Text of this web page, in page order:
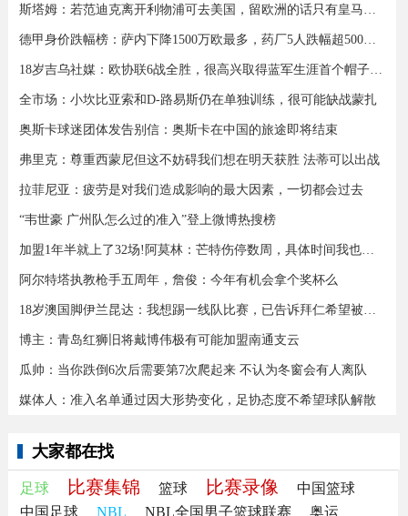
斯塔姆：若范迪克离开利物浦可去美国，留欧洲的话只有皇马可行
德甲身价跌幅榜：萨内下降1500万欧最多，药厂5人跌幅超500万欧
18岁吉乌社媒：欧协联6战全胜，很高兴取得蓝军生涯首个帽子戏法
全市场：小坎比亚索和D-路易斯仍在单独训练，很可能缺战蒙扎
奥斯卡球迷团体发告别信：奥斯卡在中国的旅途即将结束
弗里克：尊重西蒙尼但这不妨碍我们想在明天获胜 法蒂可以出战
拉菲尼亚：疲劳是对我们造成影响的最大因素，一切都会过去
“韦世豪 广州队怎么过的准入”登上微博热搜榜
加盟1年半就上了32场!阿莫林：芒特伤停数周，具体时间我也不知道
阿尔特塔执教枪手五周年，詹俊：今年有机会拿个奖杯么 ​​​
18岁澳国脚伊兰昆达：我想踢一线队比赛，已告诉拜仁希望被外租
博主：青岛红狮旧将戴博伟极有可能加盟南通支云
瓜帅：当你跌倒6次后需要第7次爬起来 不认为冬窗会有人离队
媒体人：准入名单通过因大形势变化，足协态度不希望球队解散
大家都在找
足球 比赛集锦 篮球 比赛录像
中国篮球
中国足球
NBL NBL全国男子篮球联赛 奥运